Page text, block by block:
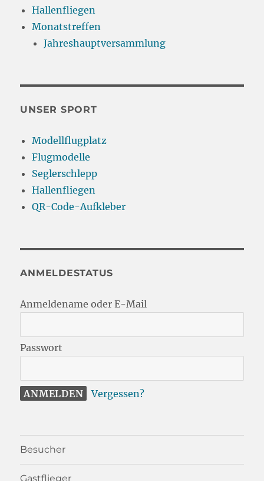
Hallenfliegen
Monatstreffen
Jahreshauptversammlung
UNSER SPORT
Modellflugplatz
Flugmodelle
Seglerschlepp
Hallenfliegen
QR-Code-Aufkleber
ANMELDESTATUS
Anmeldename oder E-Mail
Passwort
Vergessen?
Besucher
Gastflieger